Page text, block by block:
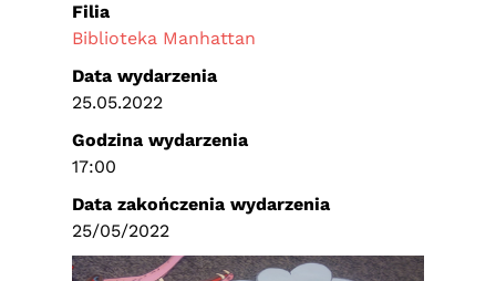
Filia
Biblioteka Manhattan
Data wydarzenia
25.05.2022
Godzina wydarzenia
17:00
Data zakończenia wydarzenia
25/05/2022